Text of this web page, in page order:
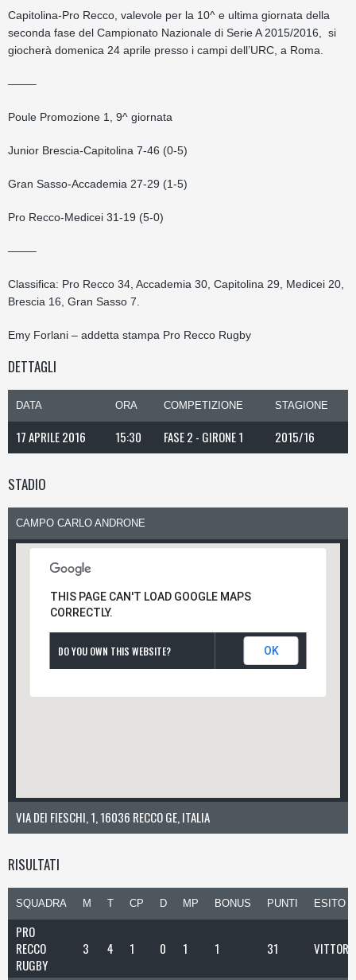
Capitolina-Pro Recco, valevole per la 10^ e ultima giornata della
seconda fase del Campionato Nazionale di Serie A 2015/2016, si
giocherà domenica 24 aprile presso i campi dell’URC, a Roma.
——–
Poule Promozione 1, 9^ giornata
Junior Brescia-Capitolina 7-46 (0-5)
Gran Sasso-Accademia 27-29 (1-5)
Pro Recco-Medicei 31-19 (5-0)
——–
Classifica: Pro Recco 34, Accademia 30, Capitolina 29, Medicei 20,
Brescia 16, Gran Sasso 7.
Emy Forlani – addetta stampa Pro Recco Rugby
DETTAGLI
DATA ORA COMPETIZIONE STAGIONE
17 APRILE 2016 15:30 FASE 2 - GIRONE 1 2015/16
STADIO
CAMPO CARLO ANDRONE
THIS PAGE CAN'T LOAD GOOGLE MAPS
CORRECTLY.
DO YOU OWN THIS WEBSITE? OK
VIA DEI FIESCHI, 1, 16036 RECCO GE, ITALIA
RISULTATI
SQUADRA M T CP D MP BONUS PUNTI ESITO
PRO
RECCO
RUGBY
3 4 1 0 1 1 31